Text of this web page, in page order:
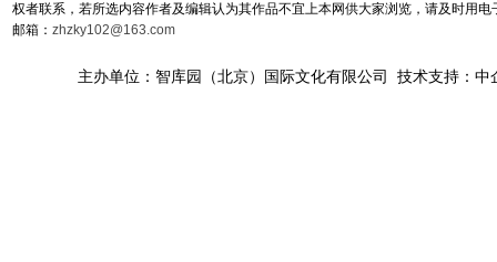
权者联系，若所选内容作者及编辑认为其作品不宜上本网供大家浏览，请及时用
邮箱： zhzky102@163.com
主办单位：智库园（北京）国际文化有限公司 技术支持：